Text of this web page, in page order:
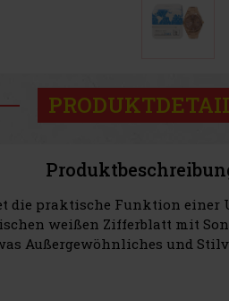
die praktische Funktion einer
weißen Zifferblatt mit
Außergewöhnliches und